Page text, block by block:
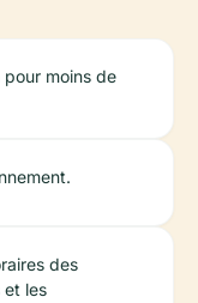
moins de
des
et les